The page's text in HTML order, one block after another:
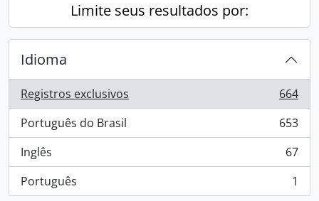
Limite seus resultados por:
Idioma
Registros exclusivos
, 664 resultados
664
Português do Brasil
, 653 resultados
653
Inglês
, 67 resultados
67
Português
, 1 resultados 1